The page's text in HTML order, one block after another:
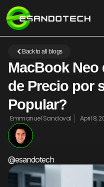
Back to all blogs
MacBook Neo
de Precio por
Popular?
Emmanuel Sandoval April 8,
@esandotech